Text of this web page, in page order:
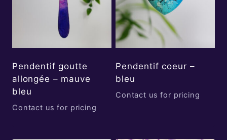
Pendentif goutte
allongée – mauve
bleu
Contact us for pricing
Pendentif coeur –
bleu
Contact us for pricing